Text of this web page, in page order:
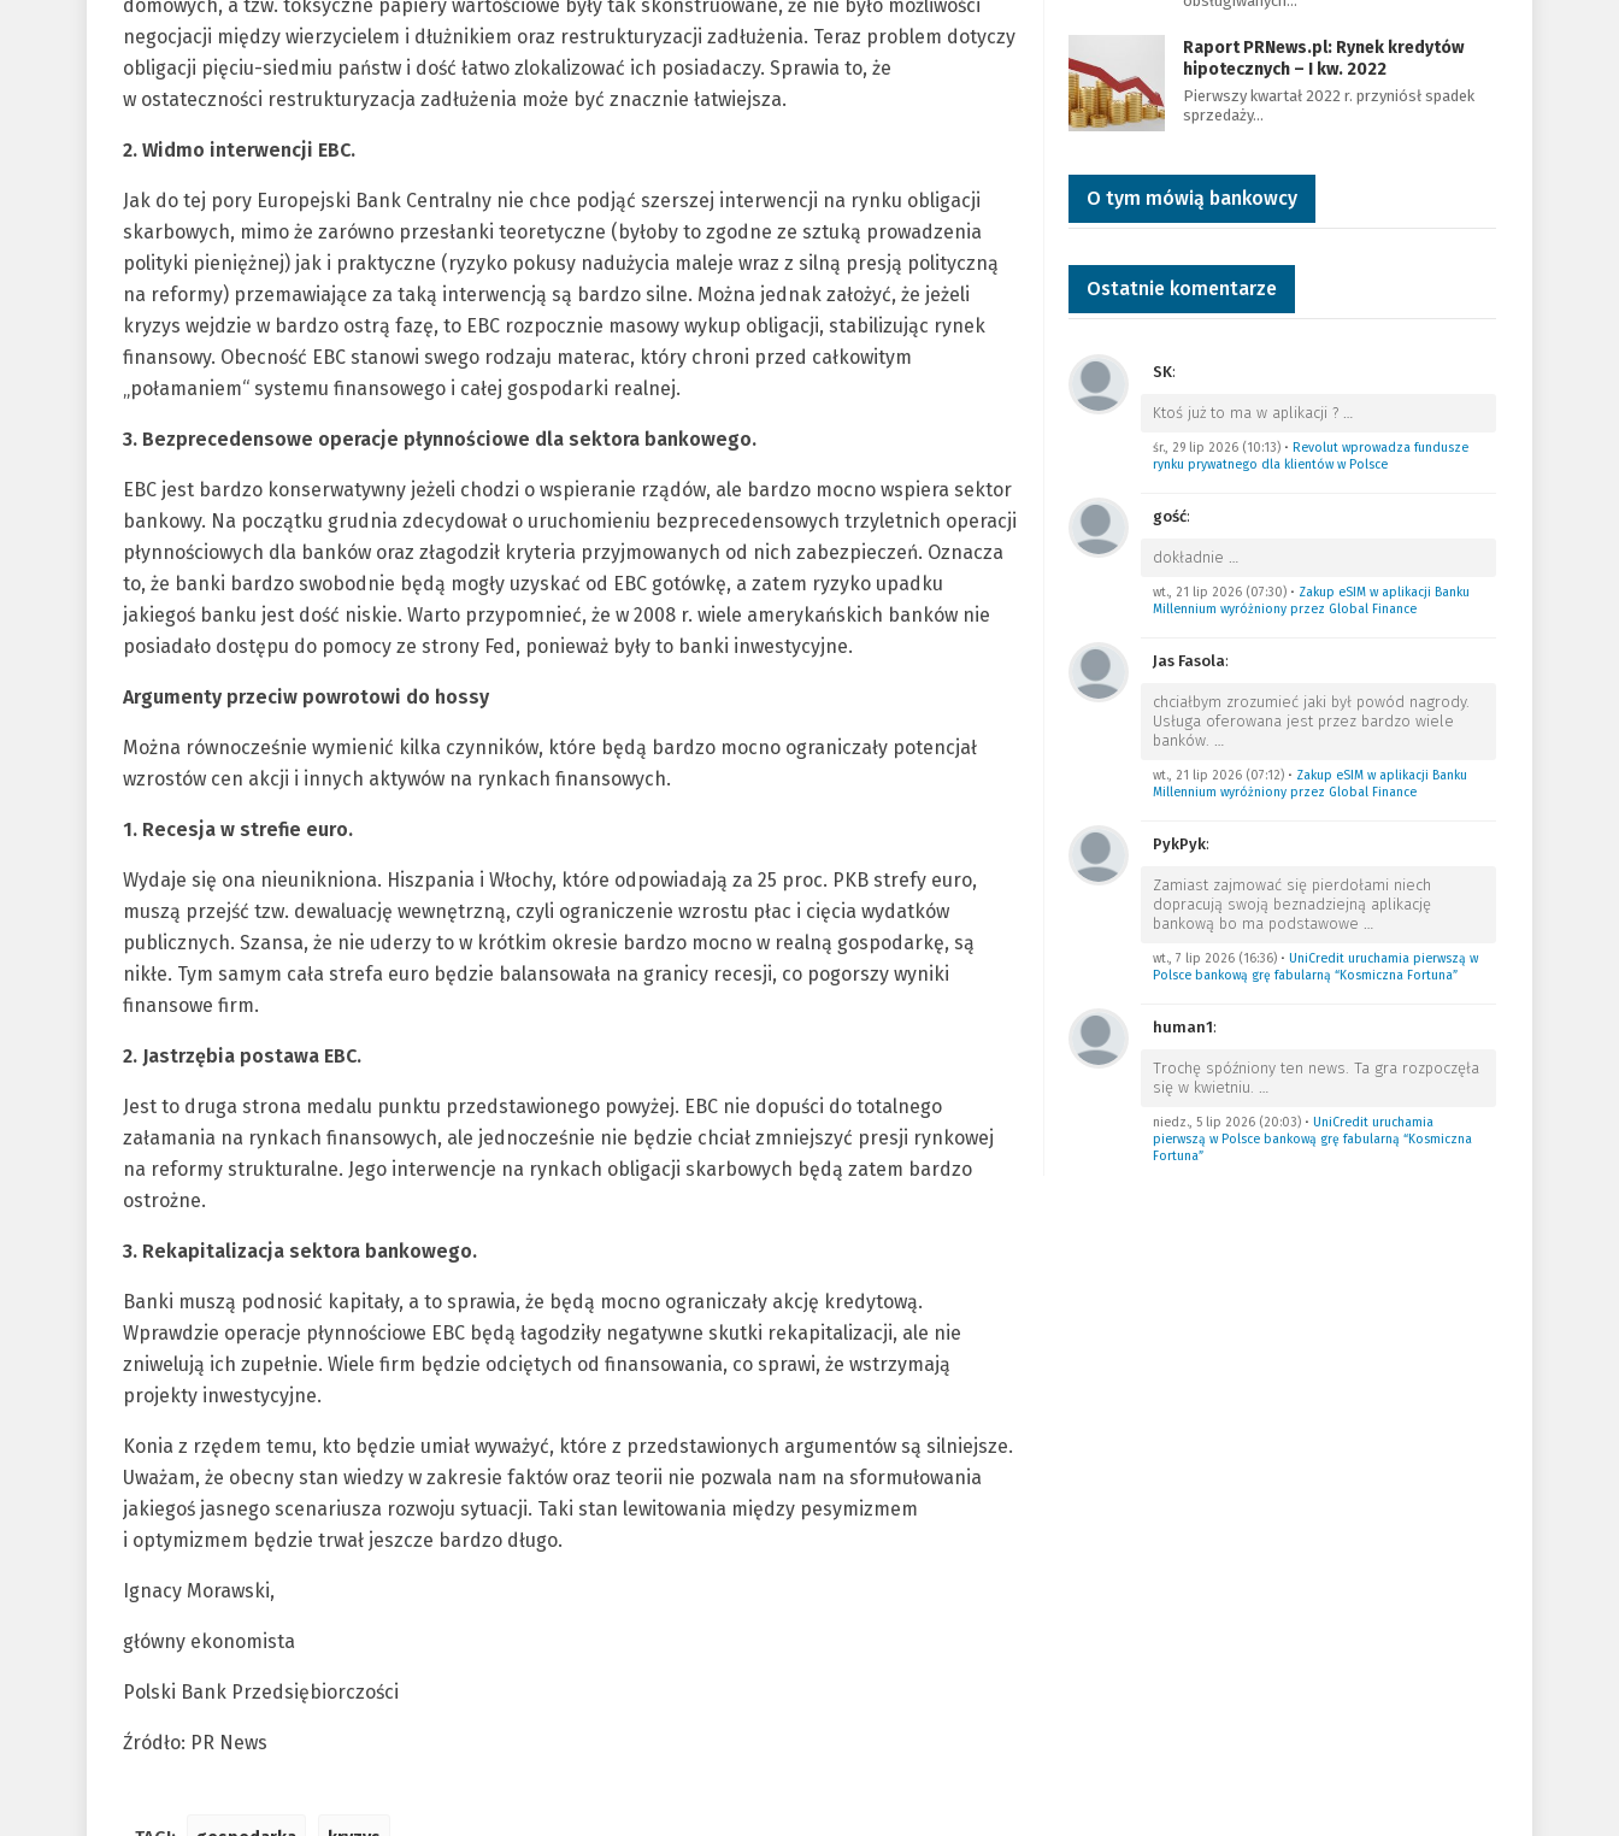
domowych, a tzw. toksyczne papiery wartościowe były tak skonstruowane, że nie było możliwości
negocjacji między wierzycielem i dłużnikiem oraz restrukturyzacji zadłużenia. Teraz problem dotyczy
obligacji pięciu-siedmiu państw i dość łatwo zlokalizować ich posiadaczy. Sprawia to, że
w ostateczności restrukturyzacja zadłużenia może być znacznie łatwiejsza.
2. Widmo interwencji EBC.
Jak do tej pory Europejski Bank Centralny nie chce podjąć szerszej interwencji na rynku obligacji
skarbowych, mimo że zarówno przesłanki teoretyczne (byłoby to zgodne ze sztuką prowadzenia
polityki pieniężnej) jak i praktyczne (ryzyko pokusy nadużycia maleje wraz z silną presją polityczną
na reformy) przemawiające za taką interwencją są bardzo silne. Można jednak założyć, że jeżeli
kryzys wejdzie w bardzo ostrą fazę, to EBC rozpocznie masowy wykup obligacji, stabilizując rynek
finansowy. Obecność EBC stanowi swego rodzaju materac, który chroni przed całkowitym
„połamaniem“ systemu finansowego i całej gospodarki realnej.
3. Bezprecedensowe operacje płynnościowe dla sektora bankowego.
EBC jest bardzo konserwatywny jeżeli chodzi o wspieranie rządów, ale bardzo mocno wspiera sektor
bankowy. Na początku grudnia zdecydował o uruchomieniu bezprecedensowych trzyletnich operacji
płynnościowych dla banków oraz złagodził kryteria przyjmowanych od nich zabezpieczeń. Oznacza
to, że banki bardzo swobodnie będą mogły uzyskać od EBC gotówkę, a zatem ryzyko upadku
jakiegoś banku jest dość niskie. Warto przypomnieć, że w 2008 r. wiele amerykańskich banków nie
posiadało dostępu do pomocy ze strony Fed, ponieważ były to banki inwestycyjne.
Argumenty przeciw powrotowi do hossy
Można równocześnie wymienić kilka czynników, które będą bardzo mocno ograniczały potencjał
wzrostów cen akcji i innych aktywów na rynkach finansowych.
1. Recesja w strefie euro.
Wydaje się ona nieunikniona. Hiszpania i Włochy, które odpowiadają za 25 proc. PKB strefy euro,
muszą przejść tzw. dewaluację wewnętrzną, czyli ograniczenie wzrostu płac i cięcia wydatków
publicznych. Szansa, że nie uderzy to w krótkim okresie bardzo mocno w realną gospodarkę, są
nikłe. Tym samym cała strefa euro będzie balansowała na granicy recesji, co pogorszy wyniki
finansowe firm.
2. Jastrzębia postawa EBC.
Jest to druga strona medalu punktu przedstawionego powyżej. EBC nie dopuści do totalnego
załamania na rynkach finansowych, ale jednocześnie nie będzie chciał zmniejszyć presji rynkowej
na reformy strukturalne. Jego interwencje na rynkach obligacji skarbowych będą zatem bardzo
ostrożne.
3. Rekapitalizacja sektora bankowego.
Banki muszą podnosić kapitały, a to sprawia, że będą mocno ograniczały akcję kredytową.
Wprawdzie operacje płynnościowe EBC będą łagodziły negatywne skutki rekapitalizacji, ale nie
zniwelują ich zupełnie. Wiele firm będzie odciętych od finansowania, co sprawi, że wstrzymają
projekty inwestycyjne.
Konia z rzędem temu, kto będzie umiał wyważyć, które z przedstawionych argumentów są silniejsze.
Uważam, że obecny stan wiedzy w zakresie faktów oraz teorii nie pozwala nam na sformułowania
jakiegoś jasnego scenariusza rozwoju sytuacji. Taki stan lewitowania między pesymizmem
i optymizmem będzie trwał jeszcze bardzo długo.
Ignacy Morawski,
główny ekonomista
Polski Bank Przedsiębiorczości
Źródło: PR News
Raport PRNews.pl: Rynek kredytów
hipotecznych – I kw. 2022
Pierwszy kwartał 2022 r. przyniósł spadek
sprzedaży…
O tym mówią bankowcy
Ostatnie komentarze
SK:
Ktoś już to ma w aplikacji ? …
śr., 29 lip 2026 (10:13)• Revolut wprowadza fundusze
rynku prywatnego dla klientów w Polsce
gość:
dokładnie …
wt., 21 lip 2026 (07:30)• Zakup eSIM w aplikacji Banku
Millennium wyróżniony przez Global Finance
Jas Fasola:
chciałbym zrozumieć jaki był powód nagrody.
Usługa oferowana jest przez bardzo wiele
banków. …
wt., 21 lip 2026 (07:12)• Zakup eSIM w aplikacji Banku
Millennium wyróżniony przez Global Finance
PykPyk:
Zamiast zajmować się pierdołami niech
dopracują swoją beznadziejną aplikację
bankową bo ma podstawowe …
wt., 7 lip 2026 (16:36)• UniCredit uruchamia pierwszą w
Polsce bankową grę fabularną “Kosmiczna Fortuna”
human1:
Trochę spóźniony ten news. Ta gra rozpoczęła
się w kwietniu. …
niedz., 5 lip 2026 (20:03)• UniCredit uruchamia
pierwszą w Polsce bankową grę fabularną “Kosmiczna
Fortuna”